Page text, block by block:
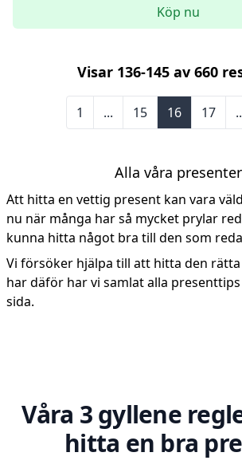
Köp nu
Visar 136-145 av 660
1 ... 15 16 17
Alla våra presenter
Att hitta en vettig present kan vara
nu när många har så mycket prylar
kunna hitta något bra till den som
Vi försöker hjälpa till att hitta den
har däför har vi samlat alla
sida.
Våra 3 gyllene
hitta en bra